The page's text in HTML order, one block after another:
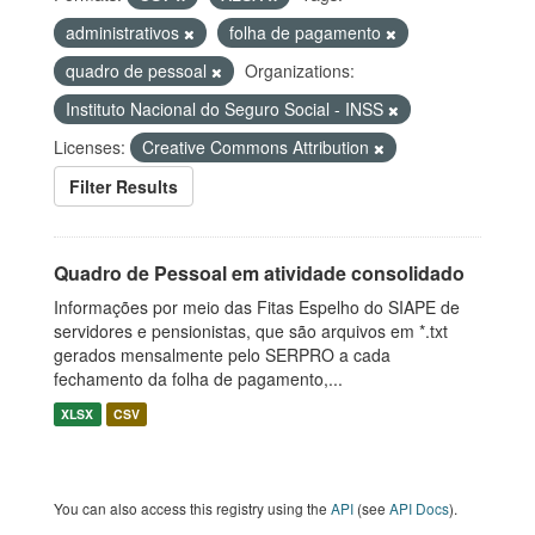
administrativos
folha de pagamento
quadro de pessoal
Organizations:
Instituto Nacional do Seguro Social - INSS
Licenses:
Creative Commons Attribution
Filter Results
Quadro de Pessoal em atividade consolidado
Informações por meio das Fitas Espelho do SIAPE de
servidores e pensionistas, que são arquivos em *.txt
gerados mensalmente pelo SERPRO a cada
fechamento da folha de pagamento,...
XLSX CSV
You can also access this registry using the API (see API Docs).